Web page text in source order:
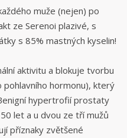
muže (nejen) po
ze Serenoi plazivé, s
s 85% mastných kyselin!
aktivitu a blokuje tvorbu
hormonu), který
hypertrofií prostaty
let a u dvou ze tří mužů
příznaky zvětšené